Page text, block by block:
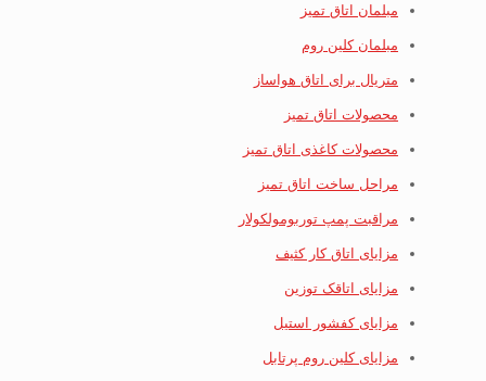
مبلمان اتاق تمیز
مبلمان کلین روم
متریال برای اتاق هواساز
محصولات اتاق تمیز
محصولات کاغذی اتاق تمیز
مراحل ساخت اتاق تمیز
مراقبت پمپ توربومولکولار
مزایای اتاق کار کثیف
مزایای اتاقک توزین
مزایای کفشور استیل
مزایای کلین روم پرتابل